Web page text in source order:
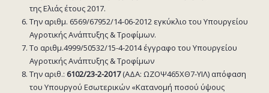
της Ελιάς έτους 2017.
Την αριθμ. 6569/67952/14-06-2012 εγκύκλιο του Υπουργείου
Αγροτικής Ανάπτυξης & Τροφίμων.
Το αριθμ.4999/50532/15-4-2014 έγγραφο του Υπουργείου
Αγροτικής Ανάπτυξης & Τροφίμων
Την αριθ.: 6102/23-2-2017(ΑΔΑ: ΩΖΟΨ465ΧΘ7-ΥΙΛ) απόφαση
του Υπουργού Εσωτερικών «Κατανομή ποσού ύψους